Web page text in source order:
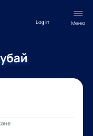
Меню
Log in